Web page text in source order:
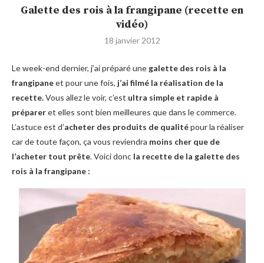
Galette des rois à la frangipane (recette en
vidéo)
18 janvier 2012
Le week-end dernier, j’ai préparé une galette des rois à la
frangipaneet pour une fois, j’ai filmé la réalisation de la
recette.Vous allez le voir, c’est ultra simple et rapide à
prépareret elles sont bien meilleures que dans le commerce.
L’astuce est d’acheter des produits de qualitépour la réaliser
car de toute façon, ça vous reviendra moins cher que de
l’acheter tout prête. Voici donc la recette de la galette des
rois à la frangipane :